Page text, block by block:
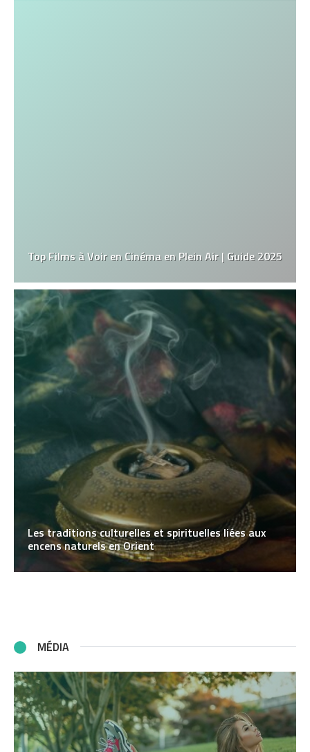
Top Films à Voir en Cinéma en Plein Air | Guide 2025
Les traditions culturelles et spirituelles liées aux
encens naturels en Orient
MÉDIA